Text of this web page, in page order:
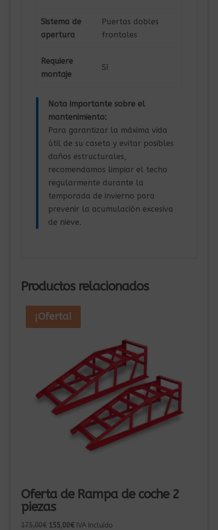
Sistema de
apertura
Puertas dobles
frontales
Requiere
montaje
Sí
Nota importante sobre el
mantenimiento:
Para garantizar la máxima vida
útil de su caseta y evitar posibles
daños estructurales,
recomendamos limpiar el techo
regularmente durante la
temporada de invierno para
prevenir la acumulación excesiva
de nieve.
Productos relacionados
¡Oferta!
Oferta de Rampa de coche 2
piezas
175,00€ El
155,00€ElIVA Incluído